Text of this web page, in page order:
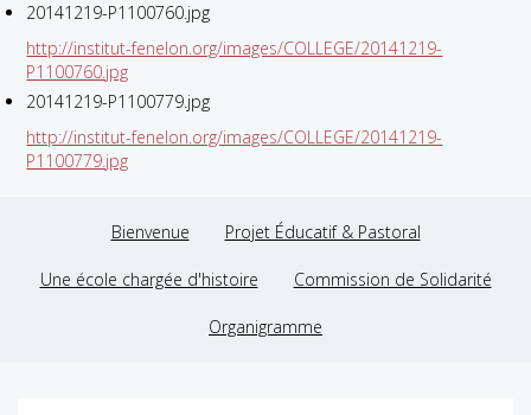
20141219-P1100760.jpg
http://institut-fenelon.org/images/COLLEGE/20141219-
P1100760.jpg
20141219-P1100779.jpg
http://institut-fenelon.org/images/COLLEGE/20141219-
P1100779.jpg
Bienvenue Projet Éducatif & Pastoral
Une école chargée d'histoire Commission de Solidarité
Organigramme